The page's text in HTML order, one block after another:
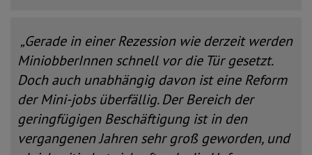
„Gerade in einer Rezession wie derzeit werden
MiniobberInnen schnell vor die Tür gesetzt.
Doch auch unabhängig davon ist eine Reform
der Mini-jobs überfällig. Der Bereich der
geringfügigen Beschäftigung ist in den
vergangenen Jahren sehr groß geworden, und